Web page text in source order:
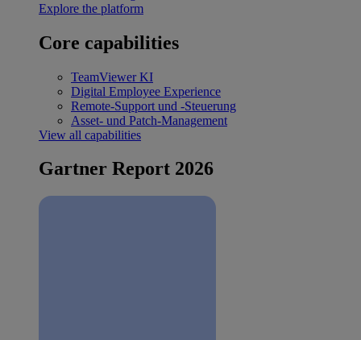
Explore the platform
Core capabilities
TeamViewer KI
Digital Employee Experience
Remote-Support und -Steuerung
Asset- und Patch-Management
View all capabilities
Gartner Report 2026